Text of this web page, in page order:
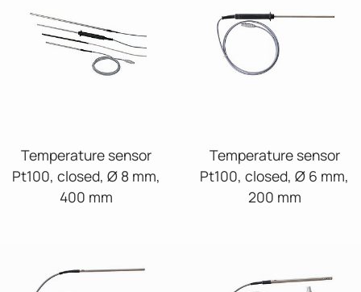
Temperature sensor
Pt100, closed, Ø 8 mm,
400 mm
Temperature sensor
Pt100, closed, Ø 6 mm,
200 mm